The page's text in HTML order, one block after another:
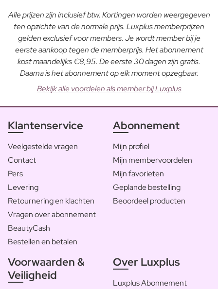
Alle prijzen zijn inclusief btw. Kortingen worden weergegeven
ten opzichte van de normale prijs. Luxplus memberprijzen
gelden exclusief voor members. Je wordt member bij je
eerste aankoop tegen de memberprijs. Het abonnement
kost maandelijks €8,95. De eerste 30 dagen zijn gratis.
Daarna is het abonnement op elk moment opzegbaar.
Bekijk alle voordelen als member bij Luxplus
Klantenservice
Veelgestelde vragen
Contact
Pers
Levering
Retournering en klachten
Vragen over abonnement
BeautyCash
Bestellen en betalen
Abonnement
Mijn profiel
Mijn membervoordelen
Mijn favorieten
Geplande bestelling
Beoordeel producten
Voorwaarden &
Veiligheid
Over Luxplus
Luxplus Abonnement